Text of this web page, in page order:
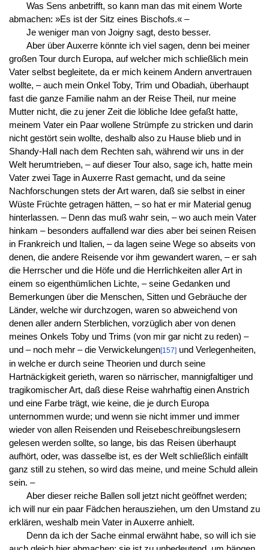
Was Sens anbetrifft, so kann man das mit einem Worte
abmachen: »Es ist der Sitz eines Bischofs.« –
Je weniger man von Joigny sagt, desto besser.
Aber über Auxerre könnte ich viel sagen, denn bei meiner
großen Tour durch Europa, auf welcher mich schließlich mein
Vater selbst begleitete, da er mich keinem Andern anvertrauen
wollte, – auch mein Onkel Toby, Trim und Obadiah, überhaupt
fast die ganze Familie nahm an der Reise Theil, nur meine
Mutter nicht, die zu jener Zeit die löbliche Idee gefaßt hatte,
meinem Vater ein Paar wollene Strümpfe zu stricken und darin
nicht gestört sein wollte, deshalb also zu Hause blieb und in
Shandy-Hall nach dem Rechten sah, während wir uns in der
Welt herumtrieben, – auf dieser Tour also, sage ich, hatte mein
Vater zwei Tage in Auxerre Rast gemacht, und da seine
Nachforschungen stets der Art waren, daß sie selbst in einer
Wüste Früchte getragen hätten, – so hat er mir Material genug
hinterlassen. – Denn das muß wahr sein, – wo auch mein Vater
hinkam – besonders auffallend war dies aber bei seinen Reisen
in Frankreich und Italien, – da lagen seine Wege so abseits von
denen, die andere Reisende vor ihm gewandert waren, – er sah
die Herrscher und die Höfe und die Herrlichkeiten aller Art in
einem so eigenthümlichen Lichte, – seine Gedanken und
Bemerkungen über die Menschen, Sitten und Gebräuche der
Länder, welche wir durchzogen, waren so abweichend von
denen aller andern Sterblichen, vorzüglich aber von denen
meines Onkels Toby und Trims (von mir gar nicht zu reden) –
und – noch mehr – die Verwickelungen[157]und Verlegenheiten,
in welche er durch seine Theorien und durch seine
Hartnäckigkeit gerieth, waren so närrischer, mannigfaltiger und
tragikomischer Art, daß diese Reise wahrhaftig einen Anstrich
und eine Farbe trägt, wie keine, die je durch Europa
unternommen wurde; und wenn sie nicht immer und immer
wieder von allen Reisenden und Reisebeschreibungslesern
gelesen werden sollte, so lange, bis das Reisen überhaupt
aufhört, oder, was dasselbe ist, es der Welt schließlich einfällt
ganz still zu stehen, so wird das meine, und meine Schuld allein
sein. –
Aber dieser reiche Ballen soll jetzt nicht geöffnet werden;
ich will nur ein paar Fädchen herausziehen, um den Umstand zu
erklären, weshalb mein Vater in Auxerre anhielt.
Denn da ich der Sache einmal erwähnt habe, so will ich sie